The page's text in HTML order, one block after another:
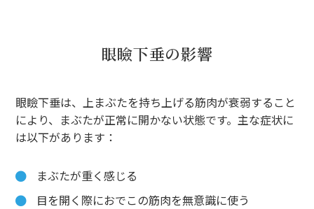
眼瞼下垂の影響
眼瞼下垂は、上まぶたを持ち上げる筋肉が衰弱すること
により、まぶたが正常に開かない状態です。主な症状に
は以下があります：
まぶたが重く感じる
目を開く際におでこの筋肉を無意識に使う